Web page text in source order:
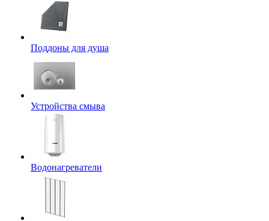
Поддоны для душа
Устройства смыва
Водонагреватели